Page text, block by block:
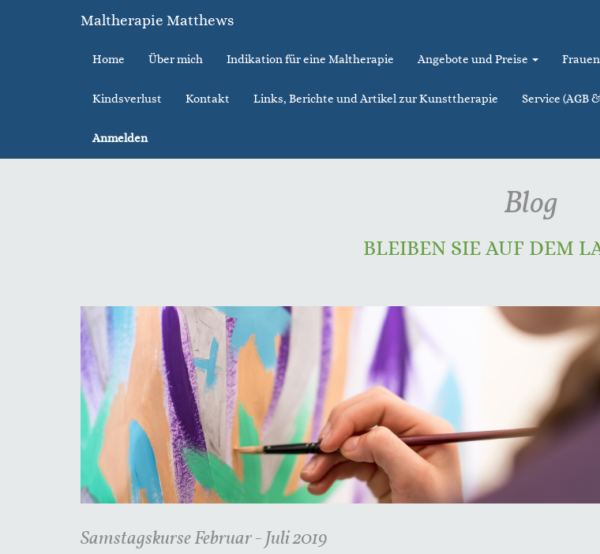
Maltherapie Matthews
Home Über mich Indikation für eine Maltherapie Angebote und Preise
Kindsverlust Kontakt Links, Berichte und Artikel zur Kunsttherapie Service (AGB
Anmelden
Blog
BLEIBEN SIE AUF DEM
Samstagskurse Februar - Juli 2019